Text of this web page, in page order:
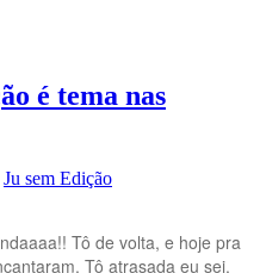
é tema nas
Ju sem Edição
Tô de volta, e hoje pra
Tô atrasada eu sei,